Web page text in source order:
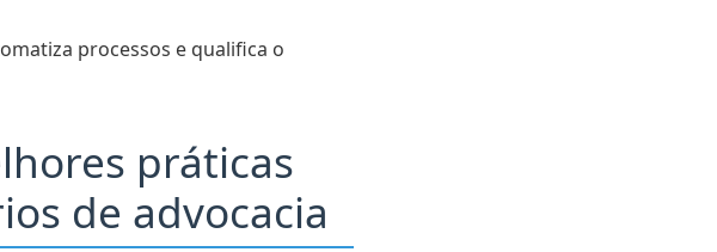
processos e qualifica o
práticas
de advocacia